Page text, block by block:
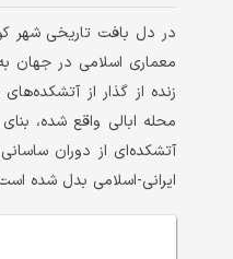
در دل بافت تاریخی شهر
معماری اسلامی در جهان
زنده از گذار از
محله ابالی واقع شده،
آتشکده‌ای از دوران
ایرانی-اسلامی بدل شده